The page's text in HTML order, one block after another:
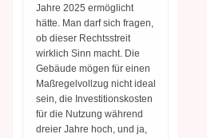
Jahre 2025 ermöglicht
hätte. Man darf sich fragen,
ob dieser Rechtsstreit
wirklich Sinn macht. Die
Gebäude mögen für einen
Maßregelvollzug nicht ideal
sein, die Investitionskosten
für die Nutzung während
dreier Jahre hoch, und ja,